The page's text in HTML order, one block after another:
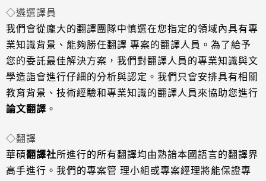
◇遴選譯員
我們會從龐大的翻譯團隊中慎選在您指定的領域內具有專
業知識背景、能夠勝任翻譯 專案的翻譯人員。為了給予
您的委託最佳解決方案，我們對翻譯人員的專業知識與文
學造詣會進行仔細的分析與認定。 我們只會安排具有相關
教育背景、技術經驗和專業知識的翻譯人員來協助您進行
論文翻譯 。
◇翻譯
華碩翻譯社所進行的所有翻譯均由熟諳本國語言的翻譯界
高手進行。我們的專案管 理小組或專案經理將能保證專